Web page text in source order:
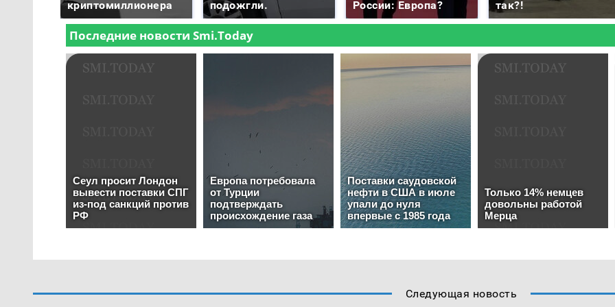
криптомиллионера
подожгли.
России: Европа?
так?!
Следующая новость